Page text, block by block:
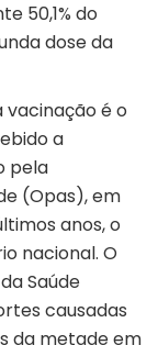
50,1% do
dose da
vacinação é o
a
pela
(Opas), em
anos, o
nacional. O
Saúde
causadas
da metade em